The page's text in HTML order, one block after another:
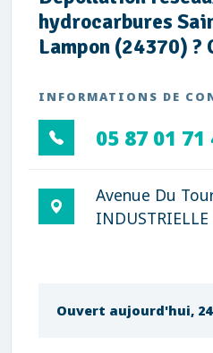
hydrocarbures
Lampon (24370) ?
INFORMATIONS DE
05 87 01 71
Avenue Du
Ouvert aujourd'hui,